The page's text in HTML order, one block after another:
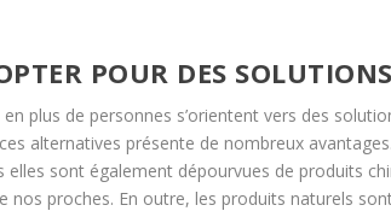
POUR DES
plus de personnes s’orientent vers des
alternatives présente de nombreux
elles sont également dépourvues de produits
nos proches. En outre, les produits naturels